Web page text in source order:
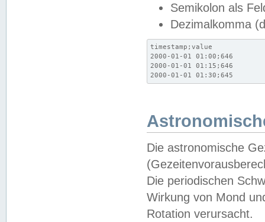
Semikolon als
Dezimalkomma
timestamp;value
2000-01-01 01:00;646
2000-01-01 01:15;646
2000-01-01 01:30;645
Die astronomische
Die periodischen
Wirkung von Mond
Rotation verursacht.